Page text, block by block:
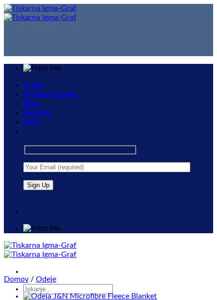
Skip
to
O nas
Poslovne Enote
Blog
Kontakt
FAQ
Išči:
Domov / Odeje